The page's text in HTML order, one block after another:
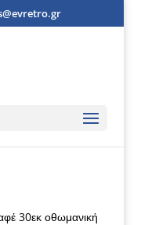
30εκ οθωμανική